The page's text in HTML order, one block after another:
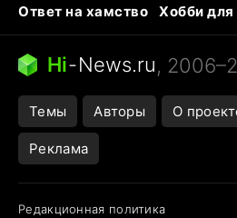
Ответ на хамство
Хобби для
Бензин 100 и 95
Тунцы в
Следующая пандемия
Hi-News.ru,
Темы Авторы О
Реклама
Редакционная политика